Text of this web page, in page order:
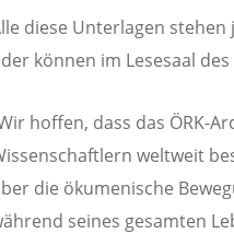
diese Unterlagen
können im Lesesaal
hoffen, dass das ÖRK-
weltweit
die ökumenische
seines gesamten